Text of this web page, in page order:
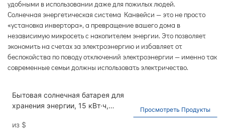
удобными в использовании даже для пожилых людей.
Солнечная энергетическая система Канвейси — это не просто
«установка инвертора», а превращение вашего дома в
независимую микросеть с накопителем энергии. Это позволяет
экономить на счетах за электроэнергию и избавляет от
беспокойства по поводу отключений электроэнергии — именно так
современные семьи должны использовать электричество.
Бытовая солнечная батарея для
хранения энергии, 15 кВт·ч,
железо-фосфатная батарея, 51,2
из $
Просмотреть Продукты